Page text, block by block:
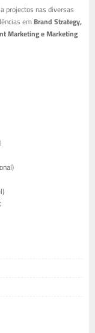
projectos nas diversas
em Brand Strategy,
Marketing e Marketing